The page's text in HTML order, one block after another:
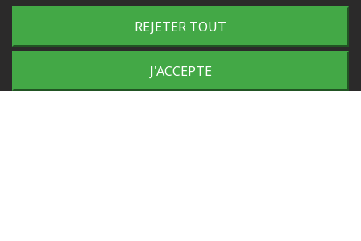
© 2025 Tous droits réservés
Plan du site
REJETER TOUT
J'ACCEPTE